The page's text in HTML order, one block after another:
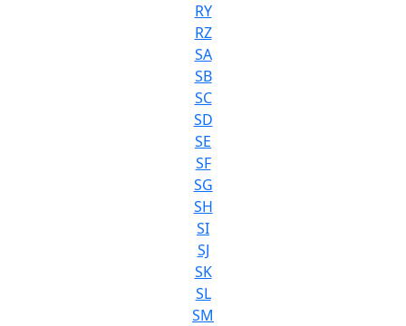
RY
RZ
SA
SB
SC
SD
SE
SF
SG
SH
SI
SJ
SK
SL
SM